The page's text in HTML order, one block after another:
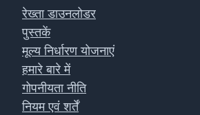
रेख्ता डाउनलोडर
पुस्तकें
मूल्य निर्धारण योजनाएं
हमारे बारे में
गोपनीयता नीति
नियम एवं शर्तें